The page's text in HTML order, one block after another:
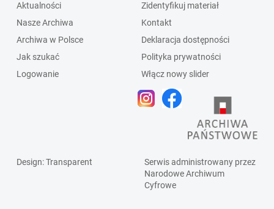
Aktualności
Nasze Archiwa
Archiwa w Polsce
Jak szukać
Logowanie
Zidentyfikuj materiał
Kontakt
Deklaracja dostępności
Polityka prywatności
Włącz nowy slider
Design: Transparent
Serwis administrowany przez
Narodowe Archiwum
Cyfrowe